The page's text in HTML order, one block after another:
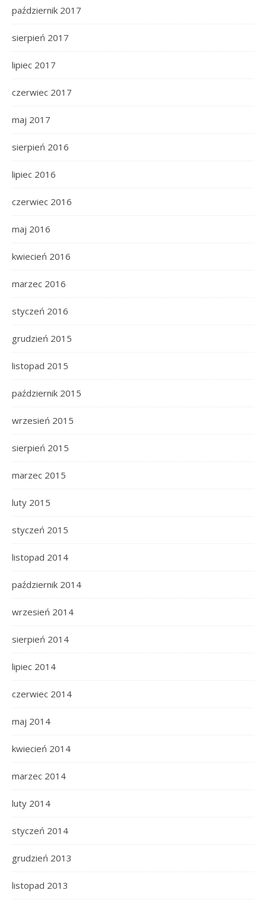
październik 2017
sierpień 2017
lipiec 2017
czerwiec 2017
maj 2017
sierpień 2016
lipiec 2016
czerwiec 2016
maj 2016
kwiecień 2016
marzec 2016
styczeń 2016
grudzień 2015
listopad 2015
październik 2015
wrzesień 2015
sierpień 2015
marzec 2015
luty 2015
styczeń 2015
listopad 2014
październik 2014
wrzesień 2014
sierpień 2014
lipiec 2014
czerwiec 2014
maj 2014
kwiecień 2014
marzec 2014
luty 2014
styczeń 2014
grudzień 2013
listopad 2013